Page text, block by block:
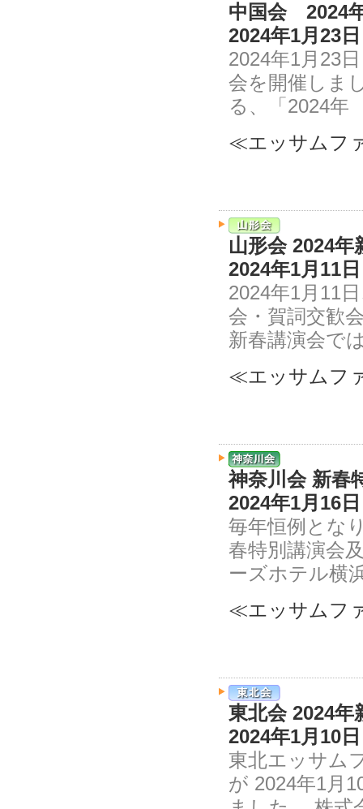
中国会 2024
2024年1月23
2024年1月23
会を開催しま
る、「2024
≪エッサムフ
山形会 2024年
2024年1月11
2024年1月11
会・賀詞交歓
新春講演会で
≪エッサムフ
神奈川会 新春
2024年1月16
毎年恒例とな
春特別講演会
ーズホテル横
≪エッサムフ
東北会 2024年
2024年1月10
東北エッサム
が 2024年1月